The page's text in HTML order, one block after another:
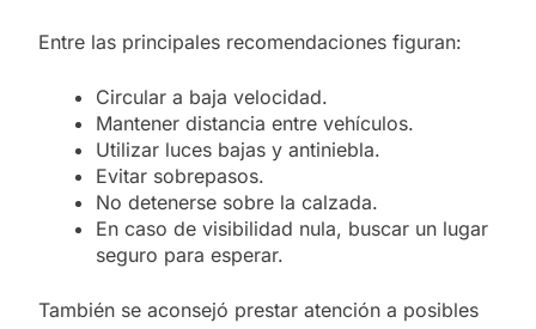
Entre las principales recomendaciones figuran:
Circular a baja velocidad.
Mantener distancia entre vehículos.
Utilizar luces bajas y antiniebla.
Evitar sobrepasos.
No detenerse sobre la calzada.
En caso de visibilidad nula, buscar un lugar
seguro para esperar.
También se aconsejó prestar atención a posibles